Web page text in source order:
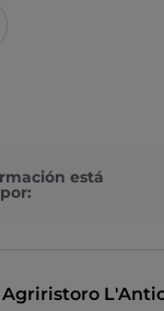
está
Agriristoro